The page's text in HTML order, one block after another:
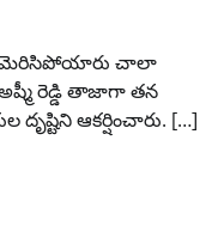
మెరిసిపోయారు చాలా
రెడ్డి తాజాగా తన
దృష్టిని ఆకర్షించారు. […]